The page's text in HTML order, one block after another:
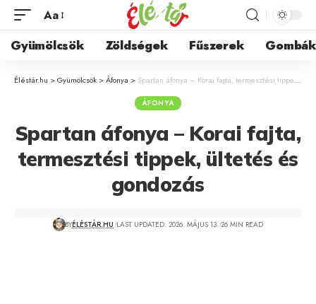
Aa
Gyümölcsök Zöldségek Fűszerek Gombák
Éléstár.hu >Gyümölcsök >Áfonya > Spartan áfonya – Korai fajta, termesztési tippek, ültetés és gondozás
ÁFONYA
Spartan áfonya – Korai fajta,
termesztési tippek, ültetés és
gondozás
BYÉLÉSTÁR.HU LAST UPDATED: 2026. MÁJUS 13. 26 MIN READ